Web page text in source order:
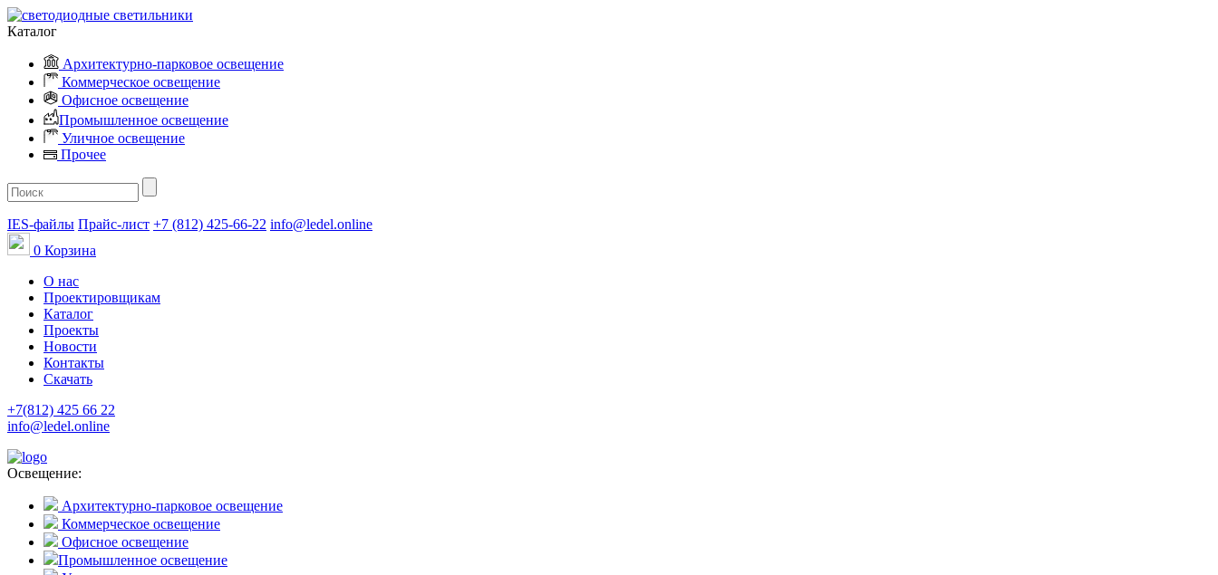
Каталог
Архитектурно-парковое освещение
Коммерческое освещение
Офисное освещение
Промышленное освещение
Уличное освещение
Прочее
IES-файлы Прайс-лист +7 (812) 425-66-22 info@ledel.online
0 Корзина
О нас
Проектировщикам
Каталог
Проекты
Новости
Контакты
Скачать
+7(812) 425 66 22
info@ledel.online
Освещение:
Архитектурно-парковое освещение
Коммерческое освещение
Офисное освещение
Промышленное освещение